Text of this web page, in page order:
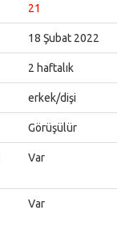
21
18 Şubat 2022
2 haftalık
erkek/dişi
Görüşülür
Var
Var